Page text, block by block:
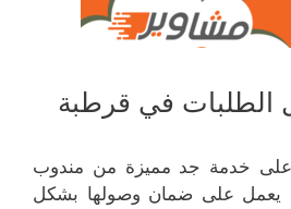
الطلبات في قرطبة
على خدمة جد مميزة من مندوب
يعمل على ضمان وصولها بشكل